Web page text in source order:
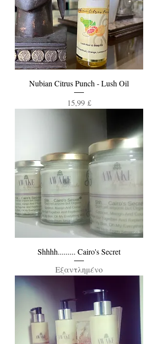
Nubian Citrus Punch - Lush Oil
Τιμή
15,99 £
Shhhh......... Cairo's Secret
Εξαντλημένο